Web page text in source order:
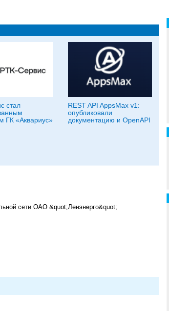
стал
ГК «Аквариус»
REST API AppsMax v1:
опубликовали
документацию и OpenAPI
сети ОАО &quot;Ленэнерго&quot;